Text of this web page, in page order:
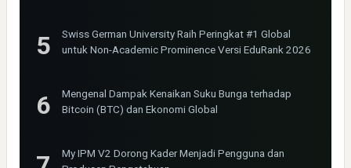
Swiss German University Raih Peringkat #1 Global
untuk Non-Academic Prominence Versi EduRank 2026
Mengenal Dampak Kenaikan Suku Bunga terhadap
Bitcoin (BTC) dan Ekonomi Global
My IPM V2 Dorong Kader Menjadi Pengguna dan